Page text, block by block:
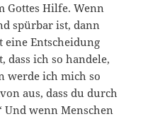
Gottes Hilfe. Wenn
spürbar ist, dann
eine Entscheidung
ich so handele,
werde ich mich so
aus, dass du durch
Und wenn Menschen